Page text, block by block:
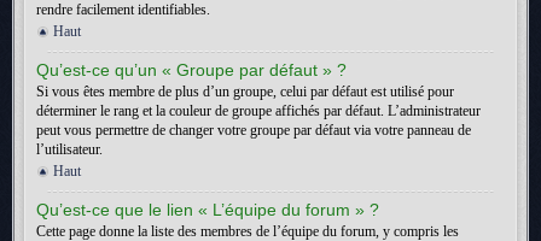
rendre facilement identifiables.
Haut
Qu’est-ce qu’un « Groupe par défaut » ?
Si vous êtes membre de plus d’un groupe, celui par défaut est utilisé pour
déterminer le rang et la couleur de groupe affichés par défaut. L’administrateur
peut vous permettre de changer votre groupe par défaut via votre panneau de
l’utilisateur.
Haut
Qu’est-ce que le lien « L’équipe du forum » ?
Cette page donne la liste des membres de l’équipe du forum, y compris les